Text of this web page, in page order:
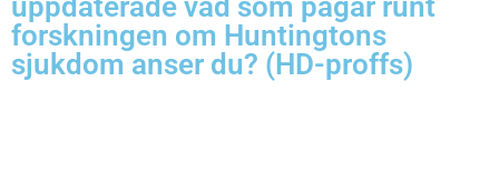
uppdaterade vad som pågår runt
forskningen om Huntingtons
sjukdom anser du? (HD-proffs)